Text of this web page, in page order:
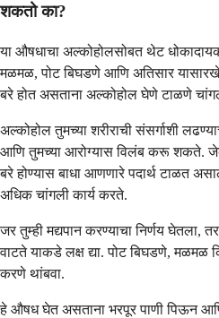
शकतो का?
या औषधाचा अल्कोहोलसोबत थेट
मळमळ, पोट बिघडणे आणि अतिसार यासारखे
बरे होत असताना अल्कोहोल घेणे टाळणे
अल्कोहोल तुमच्या शरीराची संसर्गाशी
आणि तुमच्या आरोग्यास विलंब करू शकते.
बरे होण्यास बाधा आणणारे पदार्थ टाळत
अधिक चांगली कार्य करते.
जर तुम्ही मद्यपान करण्याचा निर्णय
वाटते याकडे लक्ष द्या. पोट बिघडणे, मळमळ
करणे थांबवा.
हे औषध घेत असताना भरपूर पाणी पिऊन